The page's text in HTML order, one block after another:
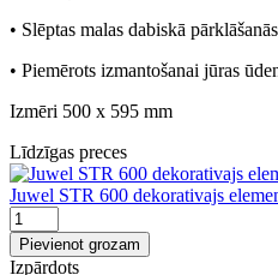
• Slēptas malas dabiskā
• Piemērots izmantošanai jūras
Izmēri 500 x 595 mm
Līdzīgas preces
Juwel STR 600 dekorativajs
Pievienot grozam
Izpārdots